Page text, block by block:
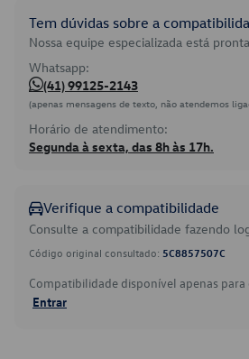
Tem dúvidas sobre a
Nossa equipe especializada está
Whatsapp:
(41) 99125-2143
(apenas mensagens de texto, não atendemos
Horário de atendimento:
Segunda à sexta, das 8h às 17h.
Verifique a compatibilidade
Consulte a compatibilidade fazendo
Código original consultado: 5C8857507C
Compatibilidade disponível apenas
Entrar